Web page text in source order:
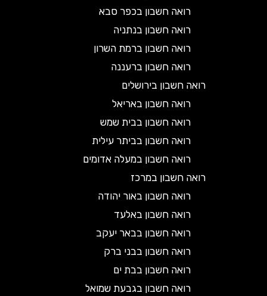
רואה חשבון בכפר סבא
רואה חשבון בנתניה
רואה חשבון ברמת השרון
רואה חשבון ברעננה
רואה חשבון בירושלים
רואה חשבון באריאל
רואה חשבון בבית שמש
רואה חשבון בביתר עילית
רואה חשבון במעלה אדומים
רואה חשבון במרכז
רואה חשבון באור יהודה
רואה חשבון באלעד
רואה חשבון בבאר יעקב
רואה חשבון בבני ברק
רואה חשבון בבת ים
רואה חשבון בגבעת שמואל